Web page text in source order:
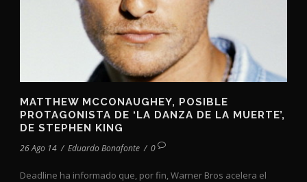
MATTHEW MCCONAUGHEY, POSIBLE
PROTAGONISTA DE ‘LA DANZA DE LA MUERTE’,
DE STEPHEN KING
26 Ago 14 / Eduardo Bonafonte / 0
Deadline ha informado que, por fin, Warner Bros acelera el